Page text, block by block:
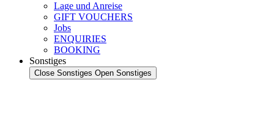
Lage und Anreise
GIFT VOUCHERS
Jobs
ENQUIRIES
BOOKING
Sonstiges
Close Sonstiges Open Sonstiges